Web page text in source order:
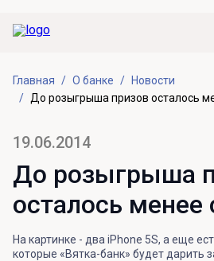
Главная О банке
Новости
До розыгрыша призов осталось
19.06.2014
До розыгрыша
осталось менее
На картинке - два iPhone 5S, а еще
которые «Вятка-банк» будет дарить